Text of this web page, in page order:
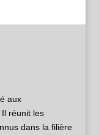
aux
réunit les
dans la filière